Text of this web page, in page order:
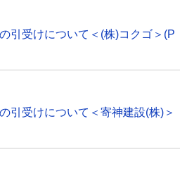
引受けについて＜(株)コクゴ＞(P
引受けについて＜寄神建設(株)＞